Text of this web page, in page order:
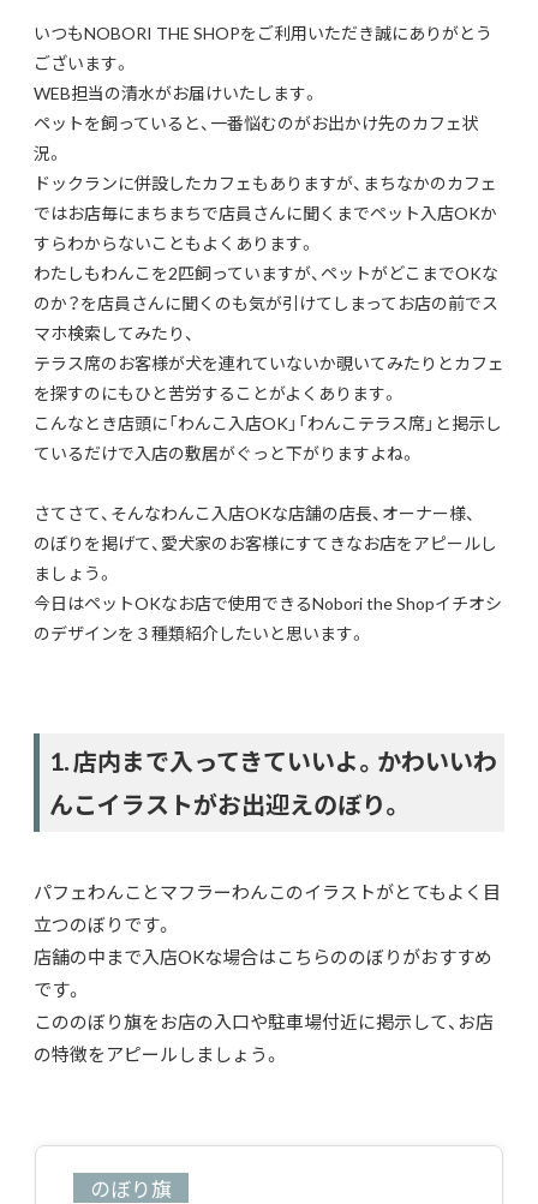
いつもNOBORI THE SHOPをご利用いただき誠にありがとう
ございます。
WEB担当の清水がお届けいたします。
ペットを飼っていると、一番悩むのがお出かけ先のカフェ状
況。
ドックランに併設したカフェもありますが、まちなかのカフェ
ではお店毎にまちまちで店員さんに聞くまでペット入店OKか
すらわからないこともよくあります。
わたしもわんこを2匹飼っていますが、ペットがどこまでOKな
のか？を店員さんに聞くのも気が引けてしまってお店の前でス
マホ検索してみたり、
テラス席のお客様が犬を連れていないか覗いてみたりとカフェ
を探すのにもひと苦労することがよくあります。
こんなとき店頭に「わんこ入店OK」「わんこテラス席」と掲示し
ているだけで入店の敷居がぐっと下がりますよね。
さてさて、そんなわんこ入店OKな店舗の店長、オーナー様、
のぼりを掲げて、愛犬家のお客様にすてきなお店をアピールし
ましょう。
今日はペットOKなお店で使用できるNobori the Shopイチオシ
のデザインを３種類紹介したいと思います。
1. 店内まで入ってきていいよ。かわいいわ
んこイラストがお出迎えのぼり。
パフェわんことマフラーわんこのイラストがとてもよく目
立つのぼりです。
店舗の中まで入店OKな場合はこちらののぼりがおすすめ
です。
こののぼり旗をお店の入口や駐車場付近に掲示して、お店
の特徴をアピールしましょう。
のぼり旗